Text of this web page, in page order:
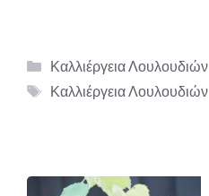
Κατηγορίες
Καλλιέργεια Λουλουδιών
Ετικέτες
Καλλιέργεια Λουλουδιών